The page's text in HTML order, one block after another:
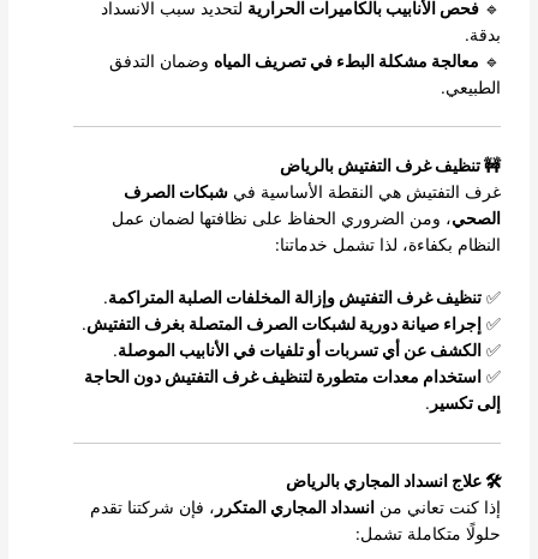
🔹فحص الأنابيب بالكاميرات الحرارية لتحديد سبب الانسداد
بدقة.
🔹 معالجة مشكلة البطء في تصريف المياه وضمان التدفق
الطبيعي.
🚧 تنظيف غرف التفتيش بالرياض
غرف التفتيش هي النقطة الأساسية فيشبكات الصرف
الصحي، ومن الضروري الحفاظ على نظافتها لضمان عمل
النظام بكفاءة، لذا تشمل خدماتنا:
✅تنظيف غرف التفتيش وإزالة المخلفات الصلبة المتراكمة.
✅ إجراء صيانة دورية لشبكات الصرف المتصلة بغرف التفتيش.
✅ الكشف عن أي تسربات أو تلفيات في الأنابيب الموصلة.
✅ استخدام معدات متطورة لتنظيف غرف التفتيش دون الحاجة
إلى تكسير .
🛠️ علاج انسداد المجاري بالرياض
إذا كنت تعاني من انسداد المجاري المتكرر ، فإن شركتنا تقدم
حلولًا متكاملة تشمل: